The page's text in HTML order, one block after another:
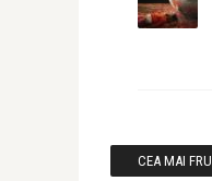
CEA MAI